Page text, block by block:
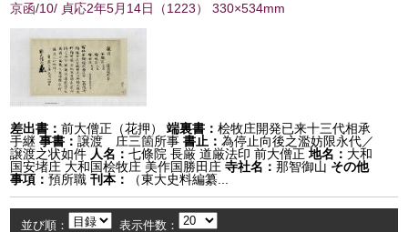
京函/10/ 貞応2年5月14日 （1223） 330×534mm
差出書：前大僧正（花押） 端裏書：桧牧庄開発已来十三代相承
手継 事書：譲渡 庄三箇所事書止：為停止向後之濫妨限永代／
譲渡之状如件 人名：七條院 長厳 道厳法印 前大僧正 地名： 大和
国安堵庄 大和国桧牧庄 美作国勝田庄 寺社名：那智御山 その他
事項：預所職刊本： （東大史料編纂...
並び順： 表示件数：